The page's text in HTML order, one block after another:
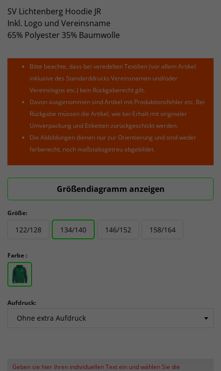
SV Lichtenberg Hoodie JR
Inkl. Logo und Vereinsname
65% Polyester 35% Baumwolle
Bitte beachte, dass bei veredelten Textilien (vor allem Artikel
inklusive des Standarddrucks Vereinsnamen und/oder
Vereinslogos etc.) kein Rückgaberecht gilt.
Davon ausgenommen sind Artikel mit Produktionsfehler etc. Bei
Rückgabe müssen die Artikel, wie bei Erhalt mit originaler
Umverpackung und Etiketten zurückgeschickt werden.
Die Abbildungen dienen nur zur Orientierung und sind weder
farbenecht, noch maßstabsgetreu abgebildet.
Größendiagramm anzeigen
Größe:
122/128 134/140 146/152 158/164
Farbe :
Aufdruck:
Geben sie hier ihren individuellen Text ein und wählen Sie die